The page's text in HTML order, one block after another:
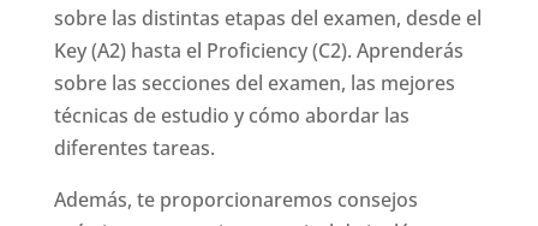
sobre las distintas etapas del examen, desde el
Key (A2) hasta el Proficiency (C2). Aprenderás
sobre las secciones del examen, las mejores
técnicas de estudio y cómo abordar las
diferentes tareas.
Además, te proporcionaremos consejos